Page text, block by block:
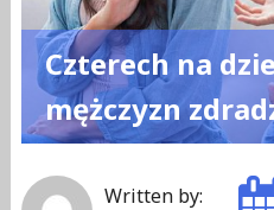
Czterech na
mężczyzn
Written by: